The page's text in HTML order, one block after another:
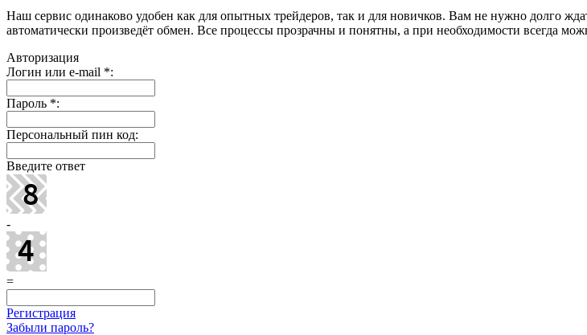
Наш сервис одинаково удобен как для опытных трейдеров, так и для новичков. Вам не нужно долго
автоматически произведёт обмен. Все процессы прозрачны и понятны, а при необходимости всегда
Авторизация
Логин или e-mail *:
Пароль *:
Персональный пин код:
Введите ответ
-
=
Регистрация
Забыли пароль?